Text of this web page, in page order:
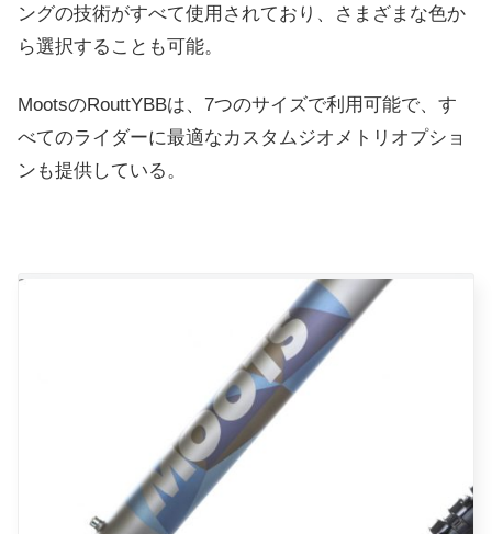
ングの技術がすべて使用されており、さまざまな色か
ら選択することも可能。
MootsのRouttYBBは、7つのサイズで利用可能で、す
べてのライダーに最適なカスタムジオメトリオプショ
ンも提供している。